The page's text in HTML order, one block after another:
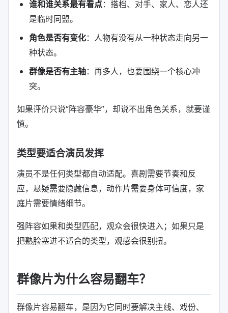
谁和谁关系最有看点：搭档、对手、家人、恋人还
是临时同盟。
角色是否有变化：人物有没有从一种状态走向另一
种状态。
群像是否有主轴：再多人，也要围绕一个核心冲
突。
如果评价只说“阵容豪华”，却说不出角色关系，就要谨
慎。
类型要适合演员发挥
演员不是任何类型都自动适配。喜剧需要节奏和反
应，悬疑需要隐藏信息，动作片需要身体可信度，家
庭片需要情绪细节。
强阵容如果和类型匹配，观众会很快进入；如果只是
把熟脸塞进不适合的类型，观感会很别扭。
群像片为什么容易翻车？
群像片容易翻车，是因为它同时要解决主线、戏份、